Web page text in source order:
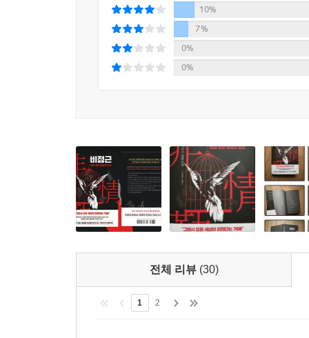
번역가는 “아이들이 기에 생각할 수 있는 일들
있다고 말한다. 그 말처럼 이 작품의 중심에는
선함과 악함에는 저마다의 설득력이 담겨 있
용서받을 수 없는 일이 있다고. 그러니 차라리 용
절정에 이르며, 차원이 다른 히가시노 게이고만의
10%
7%
0%
0%
전체 리뷰 (30)
1 2